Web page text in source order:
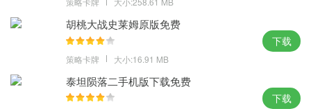
几百种武器和舰船自由搭配，尽享指尖射杀的无限快感。
胡桃大战史莱姆原版免费
策略卡牌 大小:16.91 MB
下载
泰坦陨落二手机版下载免费
下载